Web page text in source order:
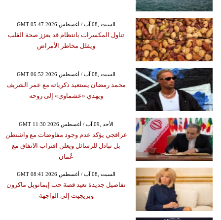
GMT 05:47 2026 السبت ,08 آب / أغسطس
تناول المكسرات بانتظام قد يعزز صحة القلب
ويقلل مخاطر الأمراض
GMT 06:52 2026 السبت ,08 آب / أغسطس
محمد رمضان يستعيد ذكرياته مع عمر الشريف
ويهدي «عشماوي» إلى روحه
GMT 11:30 2026 الأحد ,09 آب / أغسطس
عراقجي يؤكد عدم وجود مفاوضات مع واشنطن
بل تبادل للرسائل ويعلن اقتراب الاتفاق مع
عُمان
GMT 08:41 2026 السبت ,08 آب / أغسطس
تفاصيل جديدة تعيد قصة حب إيمانويل ماكرون
وبريجيت إلى الواجهة